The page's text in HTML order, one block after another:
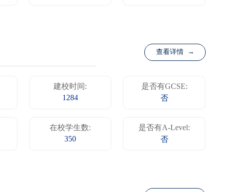
查看详情 →
建校时间:
1284
是否有GCSE:
否
在校学生数:
350
是否有A-Level:
否